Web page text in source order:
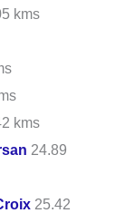
kms
kms
24.89
25.42